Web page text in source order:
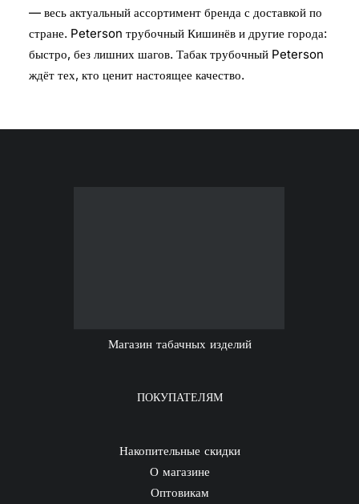
— весь актуальный ассортимент бренда с доставкой по
стране. Peterson трубочный Кишинёв и другие города:
быстро, без лишних шагов. Табак трубочный Peterson
ждёт тех, кто ценит настоящее качество.
Магазин табачных изделий
ПОКУПАТЕЛЯМ
Накопительные скидки
О магазине
Оптовикам